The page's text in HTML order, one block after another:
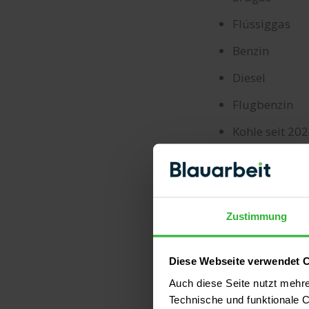
Zustimmung
Diese Webseite verwendet
Auch diese Seite nutzt
Technische und funktionale
Flüssiggas
Benzin
Diesel
Flugbenzin
Kohle seit
Abfälle seit
viel CO2
Abfällen und ein
Biodiesel. Nur